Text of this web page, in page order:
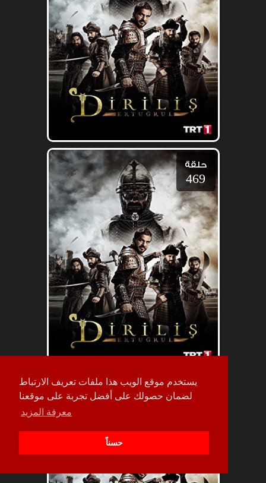
يستخدم موقع الويب هذا ملفات تعريف الارتباط
لضمان حصولك على أفضل تجربة على موقعنا
معرفة المزيد
حسناً
حلقة
469
حلقة
468